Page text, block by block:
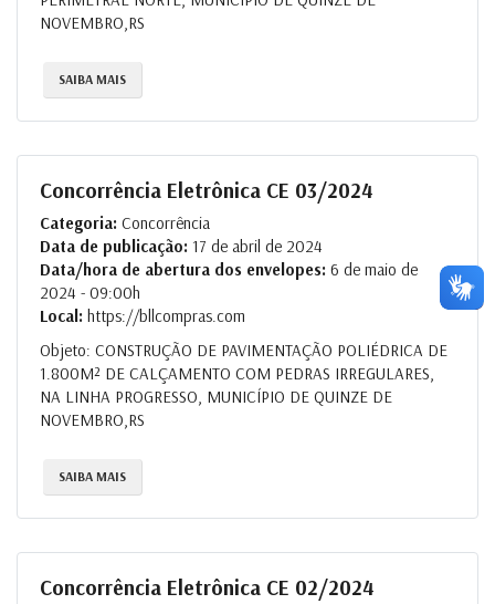
NOVEMBRO,RS
SAIBA MAIS
Concorrência Eletrônica CE 03/2024
Categoria: Concorrência
Data de publicação: 17 de abril de 2024
Data/hora de abertura dos envelopes: 6 de maio de
2024 - 09:00h
Local: https://bllcompras.com
Objeto: CONSTRUÇÃO DE PAVIMENTAÇÃO POLIÉDRICA DE
1.800M² DE CALÇAMENTO COM PEDRAS IRREGULARES,
NA LINHA PROGRESSO, MUNICÍPIO DE QUINZE DE
NOVEMBRO,RS
SAIBA MAIS
Concorrência Eletrônica CE 02/2024